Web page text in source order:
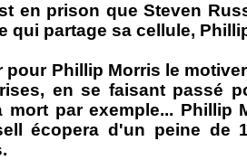
en prison que Steven
qui partage sa cellule,
pour Phillip Morris le
en se faisant passé
mort par exemple... Phillip
écopera d'un peine de